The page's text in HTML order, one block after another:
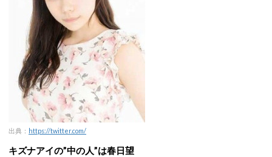
出典： https://twitter.com/
キズナアイの”中の人”は春日望